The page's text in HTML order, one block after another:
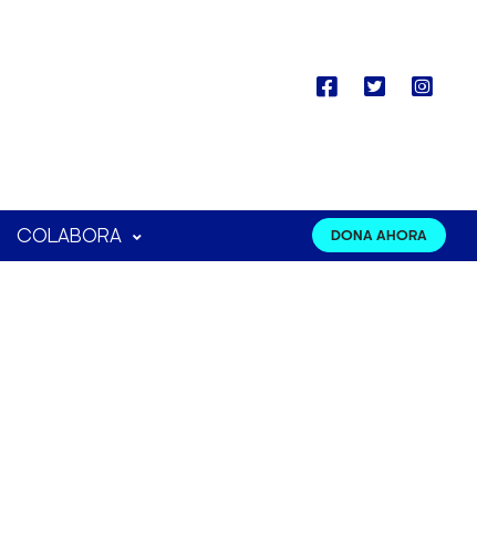
COLABORA DONA AHORA